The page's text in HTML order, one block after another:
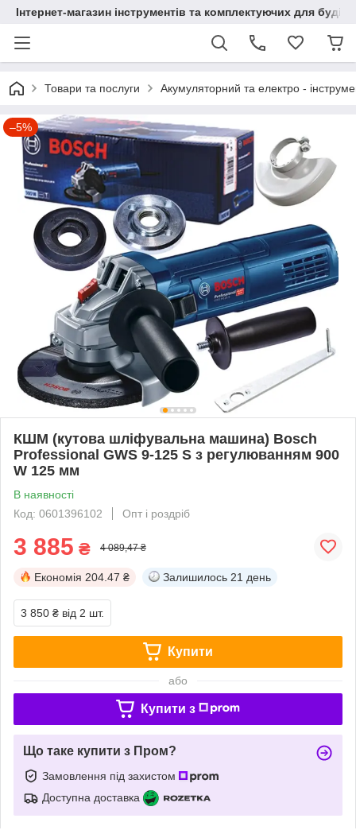
Інтернет-магазин інструментів та комплектуючих для
Товари та послуги Акумуляторний та електро -
–5%
КШМ (кутова шліфувальна машина) Bosch
Professional GWS 9-125 S з регулюванням 900
W 125 мм
В наявності
Код: 0601396102
Опт і роздріб
3 885 ₴ 4 089,47 ₴
Економія 204.47 ₴ Залишилось 21 день
3 850 ₴ від 2 шт.
Купити
або
Купити з
Що таке купити з Пром?
Замовлення під захистом
Доступна доставка